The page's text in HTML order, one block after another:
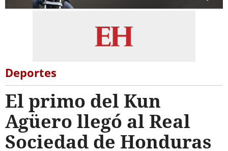
Deportes
El primo del Kun
Agüero llegó al Real
Sociedad de Honduras